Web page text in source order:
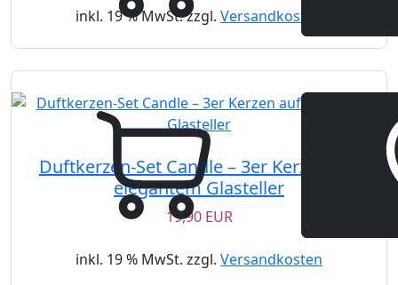
inkl. 19 % MwSt. zzgl. Versandkosten
Duftkerzen-Set Candle – 3er Kerzen auf
elegantem Glasteller
19,90 EUR
inkl. 19 % MwSt. zzgl. Versandkosten